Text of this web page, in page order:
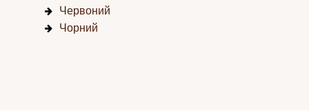
Червоний
Чорний